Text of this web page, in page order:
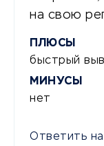
на свою
ПЛЮСЫ
быстрый
МИНУСЫ
нет
Ответить